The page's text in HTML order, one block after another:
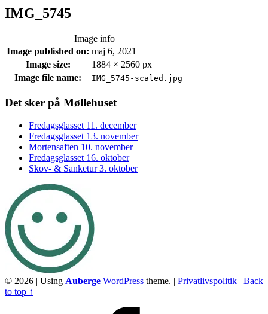
IMG_5745
Image info
Image published on: maj 6, 2021
Image size:
1884 × 2560 px
Image file name:
IMG_5745-scaled.jpg
Footer
sidebar
Det sker på Møllehuset
Fredagsglasset 11. december
Fredagsglasset 13. november
Mortensaften 10. november
Fredagsglasset 16. oktober
Skov- & Sanketur 3. oktober
© 2026 | Using Auberge WordPress theme. | Privatlivspolitik | Back
to top ↑